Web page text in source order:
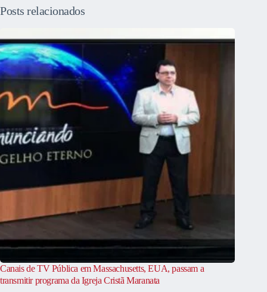
Posts relacionados
Canais de TV Pública em Massachusetts, EUA, passam a
transmitir programa da Igreja Cristã Maranata